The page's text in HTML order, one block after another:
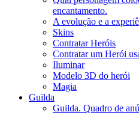
encantamento.
A evolução e a
Skins
Contratar Heróis
Contratar um Herói
Iluminar
Modelo 3D do herói
Magia
Guilda
Guilda. Quadro de